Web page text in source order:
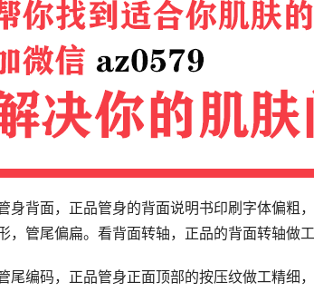
身背面，正品管身的背面说明书印刷字体偏粗
，管尾偏扁。看背面转轴，正品的背面转轴做
尾编码，正品管身正面顶部的按压纹做工精细